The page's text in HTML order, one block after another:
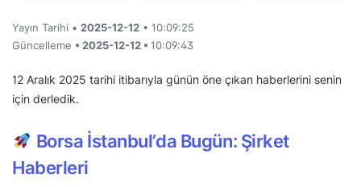
Yayın Tarihi • 2025-12-12 • 10:09:25
Güncelleme • 2025-12-12 • 10:09:43
12 Aralık 2025 tarihi itibarıyla günün öne çıkan haberlerini senin
için derledik.
Borsa İstanbul’da Bugün: Şirket
Haberleri